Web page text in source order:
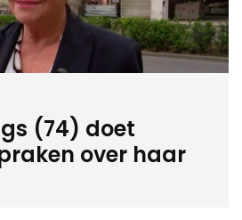
(74) doet
over haar